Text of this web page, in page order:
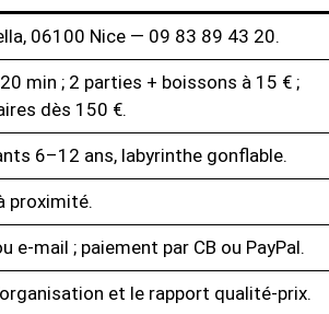
06100 Nice — 09 83 89 43 20.
min ; 2 parties + boissons à 15 € ;
dès 150 €.
6–12 ans, labyrinthe gonflable.
proximité.
e-mail ; paiement par CB ou PayPal.
et le rapport qualité-prix.